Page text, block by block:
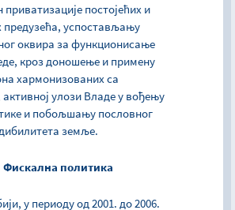
постојећих и
успостављању
оквира за функционисање
кроз доношење и примену
хармонизованих са
улози Владе у вођењу
и побољшању пословног
земље.
Фискална политика
у периоду од 2001. до 2006.